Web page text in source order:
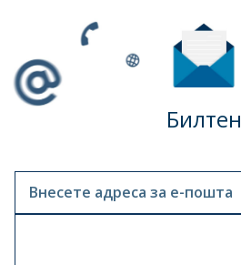
Билтен
Внесете адреса за е-пошта